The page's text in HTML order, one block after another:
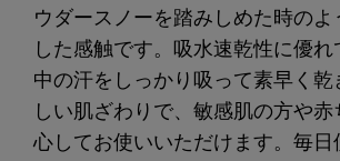
ウダースノーを踏みしめた時のよ
した感触です。吸水速乾性に優
中の汗をしっかり吸って素早く乾
しい肌ざわりで、敏感肌の方や
心してお使いいただけます。毎日